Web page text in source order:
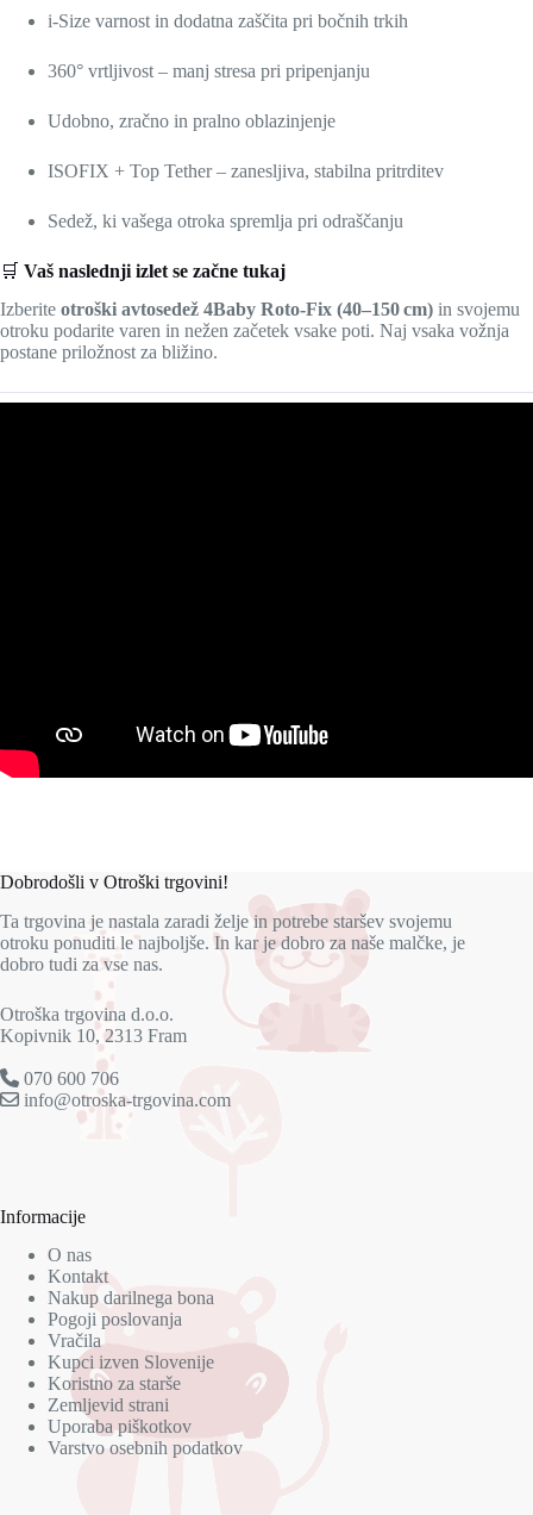
i‑Size varnost in dodatna zaščita pri bočnih trkih
360° vrtljivost – manj stresa pri pripenjanju
Udobno, zračno in pralno oblazinjenje
ISOFIX + Top Tether – zanesljiva, stabilna pritrditev
Sedež, ki vašega otroka spremlja pri odraščanju
🛒 Vaš naslednji izlet se začne tukaj
Izberite otroški avtosedež 4Baby Roto‑Fix (40–150 cm) in svojemu
otroku podarite varen in nežen začetek vsake poti. Naj vsaka vožnja
postane priložnost za bližino.
Dobrodošli v Otroški trgovini!
Ta trgovina je nastala zaradi želje in potrebe staršev svojemu
otroku ponuditi le najboljše. In kar je dobro za naše malčke, je
dobro tudi za vse nas.
Otroška trgovina d.o.o.
Kopivnik 10, 2313 Fram
070 600 706
info@otroska-trgovina.com
Informacije
O nas
Kontakt
Nakup darilnega bona
Pogoji poslovanja
Vračila
Kupci izven Slovenije
Koristno za starše
Zemljevid strani
Uporaba piškotkov
Varstvo osebnih podatkov